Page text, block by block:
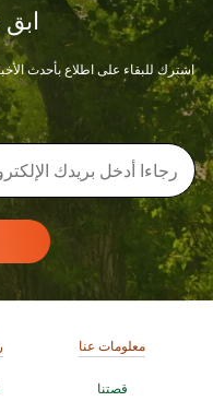
اشترك للبقاء على اطلاع بأحدث
معلومات عنا
قصتنا